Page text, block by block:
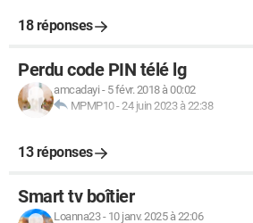
18 réponses
Perdu code PIN télé lg
amcadayi - 5 févr. 2018 à 00:02
MPMP10-24 juin 2023 à 22:38
13 réponses
Smart tv boîtier
Loanna23- 10 janv. 2025 à 22:06